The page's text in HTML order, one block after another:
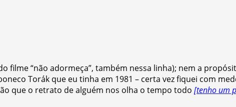
filme “não adormeça”, também nessa linha); nem a
Torák que eu tinha em 1981 – certa vez fiquei com
que o retrato de alguém nos olha o tempo todo [tenho um